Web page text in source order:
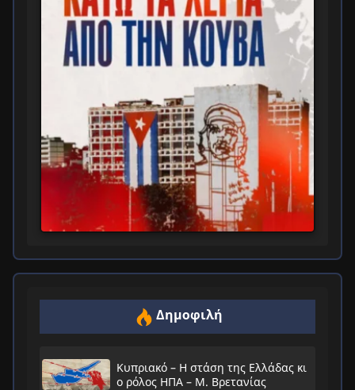
Δημοφιλή
Κυπριακό – Η στάση της Ελλάδας κι
ο ρόλος ΗΠΑ – Μ. Βρετανίας